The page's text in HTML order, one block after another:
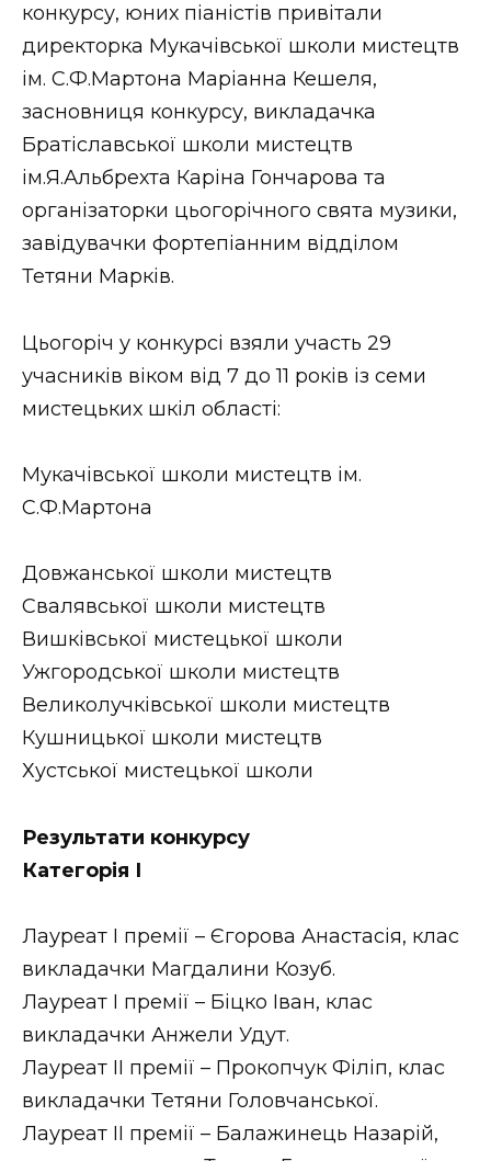
конкурсу, юних піаністів привітали
директорка Мукачівської школи мистецтв
ім. С.Ф.Мартона Маріанна Кешеля,
засновниця конкурсу, викладачка
Братіславської школи мистецтв
ім.Я.Альбрехта Каріна Гончарова та
організаторки цьогорічного свята музики,
завідувачки фортепіанним відділом
Тетяни Марків.
Цьогоріч у конкурсі взяли участь 29
учасників віком від 7 до 11 років із семи
мистецьких шкіл області:
Мукачівської школи мистецтв ім.
С.Ф.Мартона
Довжанської школи мистецтв
Свалявської школи мистецтв
Вишківської мистецької школи
Ужгородської школи мистецтв
Великолучківської школи мистецтв
Кушницької школи мистецтв
Хустської мистецької школи
Результати конкурсу
Категорія І
Лауреат І премії – Єгорова Анастасія, клас
викладачки Магдалини Козуб.
Лауреат І премії – Біцко Іван, клас
викладачки Анжели Удут.
Лауреат ІІ премії – Прокопчук Філіп, клас
викладачки Тетяни Головчанської.
Лауреат ІІ премії – Балажинець Назарій,